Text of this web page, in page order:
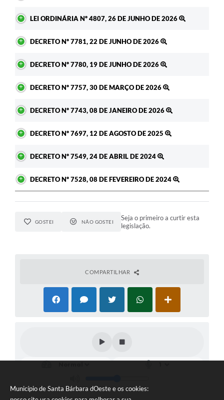
Município de Santa Bárbara dOeste e os cookies:
LEI ORDINÁRIA Nº 4807, 26 DE JUNHO DE 2026
DECRETO Nº 7781, 22 DE JUNHO DE 2026
DECRETO Nº 7780, 19 DE JUNHO DE 2026
DECRETO Nº 7757, 30 DE MARÇO DE 2026
DECRETO Nº 7743, 08 DE JANEIRO DE 2026
DECRETO Nº 7697, 12 DE AGOSTO DE 2025
DECRETO Nº 7549, 24 DE ABRIL DE 2024
DECRETO Nº 7528, 08 DE FEVEREIRO DE 2024
GOSTEI NÃO GOSTEI
Seja o primeiro a curtir esta
legislação.
COMPARTILHAR